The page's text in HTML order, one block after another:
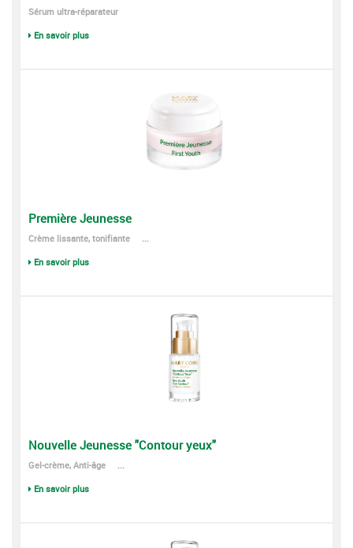
Sérum ultra-réparateur
En savoir plus
Première Jeunesse
Crème lissante, tonifiante ...
En savoir plus
Nouvelle Jeunesse "Contour yeux"
Gel-crème, Anti-âge ...
En savoir plus